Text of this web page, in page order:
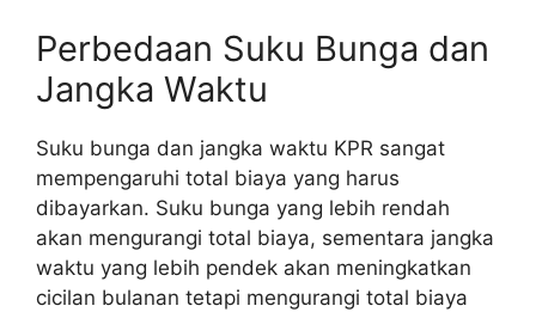
Perbedaan Suku Bunga dan
Jangka Waktu
Suku bunga dan jangka waktu KPR sangat
mempengaruhi total biaya yang harus
dibayarkan. Suku bunga yang lebih rendah
akan mengurangi total biaya, sementara jangka
waktu yang lebih pendek akan meningkatkan
cicilan bulanan tetapi mengurangi total biaya